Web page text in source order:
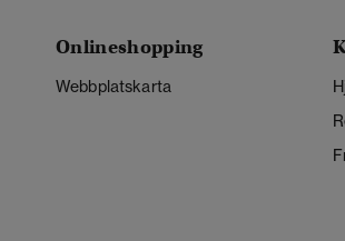
Onlineshopping
Webbplatskarta